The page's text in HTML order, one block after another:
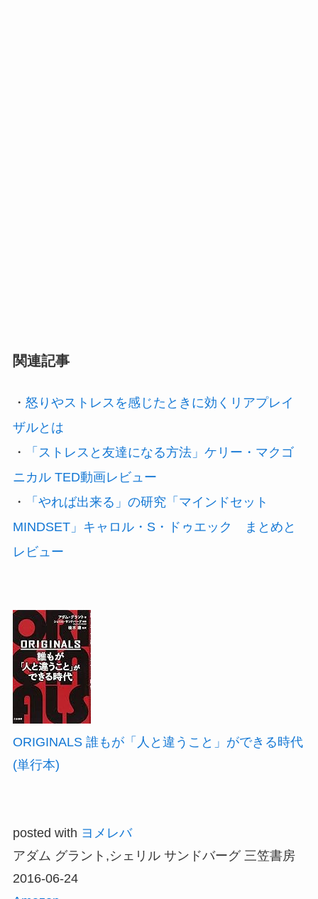
関連記事
・ 怒りやストレスを感じたときに効くリアプレイ
ザルとは
・
「ストレスと友達になる方法」ケリー・マクゴ
ニカル TED動画レビュー
・
「やれば出来る」の研究「マインドセット
MINDSET」キャロル・S・ドゥエック まとめと
レビュー
ORIGINALS 誰もが「人と違うこと」ができる時代
(単行本)
posted with ヨメレバ
アダム グラント,シェリル サンドバーグ 三笠書房
2016-06-24